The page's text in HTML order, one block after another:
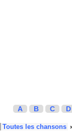
A B C D
Toutes les chansons ›